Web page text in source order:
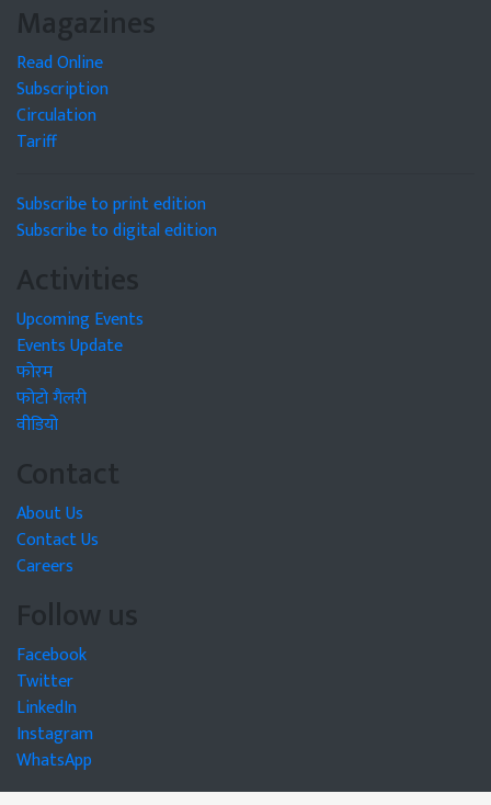
Magazines
Read Online
Subscription
Circulation
Tariff
Subscribe to print edition
Subscribe to digital edition
Activities
Upcoming Events
Events Update
फोरम
फोटो गैलरी
वीडियो
Contact
About Us
Contact Us
Careers
Follow us
Facebook
Twitter
LinkedIn
Instagram
WhatsApp